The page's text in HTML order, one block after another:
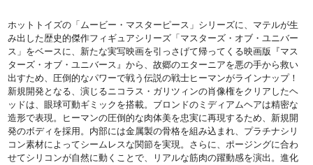
ホットトイズの「ムービー・マスターピース」シリーズに、マテルが生
み出した歴史的傑作フィギュアシリーズ「マスターズ・オブ・ユニバー
ス」をベースに、新たな実写映画を引っさげて帰ってくる映画版『マス
ターズ・オブ・ユニバース』から、故郷のエターニアを悪の手から救い
出すため、圧倒的なパワーで戦う伝説の戦士ヒーマンがラインナップ！
新規開発となる、演じるニコラス・ガリツィンの肖像権をクリアしたヘ
ッドは、眼球可動ギミックを搭載。ブロンドのミディアムヘアは精密な
造形で表現。ヒーマンの圧倒的な肉体美を忠実に再現するため、新規開
発のボディを採用。内部には金属製の骨格を組み込まれ、プラチナシリ
コン素材によってシームレスな関節を実現。さらに、ポージングに合わ
せてシリコンが自然に動くことで、リアルな筋肉の躍動感を演出。進化